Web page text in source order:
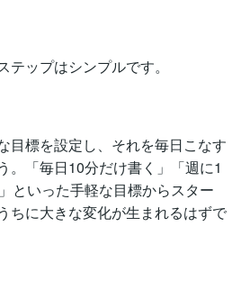
ップはシンプルです。
目標を設定し、それを毎日こなす
。「毎日10分だけ書く」「週に1
といった手軽な目標からスター
ちに大きな変化が生まれるはずで